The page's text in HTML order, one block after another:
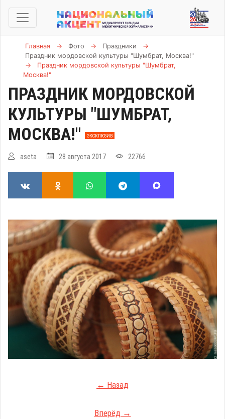
Главная → Фото → Праздники
→
Праздник мордовской культуры "Шумбрат, Москва!"
→
Праздник мордовской культуры "Шумбрат,
Москва!"
ПРАЗДНИК МОРДОВСКОЙ
КУЛЬТУРЫ "ШУМБРАТ,
МОСКВА!"
ЭКСКЛЮЗИВ
aseta 28 августа 2017 22766
← Назад
Вперёд →